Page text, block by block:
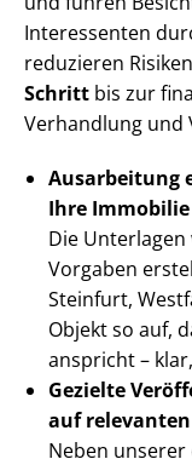
Interessenten
reduzieren
Schritt bis zur
Verhandlung und
Ausarbeitung
Ihre
Die
Vorgaben
Steinfurt,
Objekt so auf,
anspricht –
Gezielte
auf
Neben